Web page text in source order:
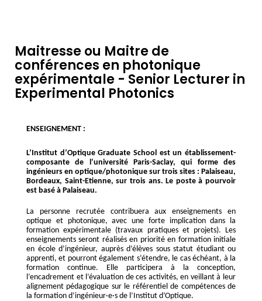
Maitresse ou Maitre de
conférences en photonique
expérimentale - Senior Lecturer in
Experimental Photonics
ENSEIGNEMENT :
L’Institut d’Optique Graduate School est un établissement-
composante de l’université Paris-Saclay, qui forme des
ingénieurs en optique/photonique sur trois sites : Palaiseau,
Bordeaux, Saint-Etienne, sur trois ans. Le poste à pourvoir
est basé à Palaiseau.
La personne recrutée contribuera aux enseignements en
optique et photonique, avec une forte implication dans la
formation expérimentale (travaux pratiques et projets). Les
enseignements seront réalisés en priorité en formation initiale
en école d’ingénieur, auprès d’élèves sous statut étudiant ou
apprenti, et pourront également s’étendre, le cas échéant, à la
formation continue. Elle participera à la conception,
l’encadrement et l’évaluation de ces activités, en veillant à leur
alignement pédagogique sur le référentiel de compétences de
la formation d’ingénieur·e·s de l’Institut d’Optique.